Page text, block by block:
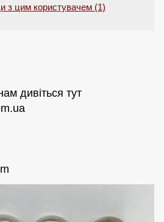
з цим користувачем (1)
дивіться тут